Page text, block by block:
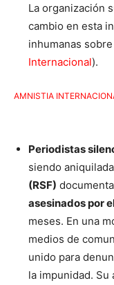
La organización
cambio en esta
inhumanas
Internacional).
AMNISTIA
Periodistas
siendo
(RSF)
asesinados por
meses. En una
medios de
unido para
la impunidad.